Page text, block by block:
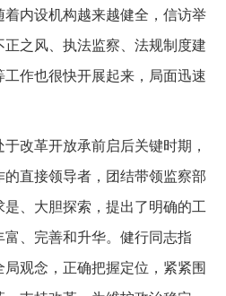
内设机构越来越健全，信访举
之风、执法监察、法规制度建
作也很快开展起来，局面迅速
于改革开放承前启后关键时期，
直接领导者，团结带领监察部
、大胆探索，提出了明确的工
、完善和升华。健行同志指
观念，正确把握定位，紧紧围